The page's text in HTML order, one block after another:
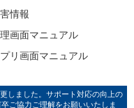
情報
画面マニュアル
リ画面マニュアル
しました。サポート対応の向上の
ご協力ご理解をお願いいたしま